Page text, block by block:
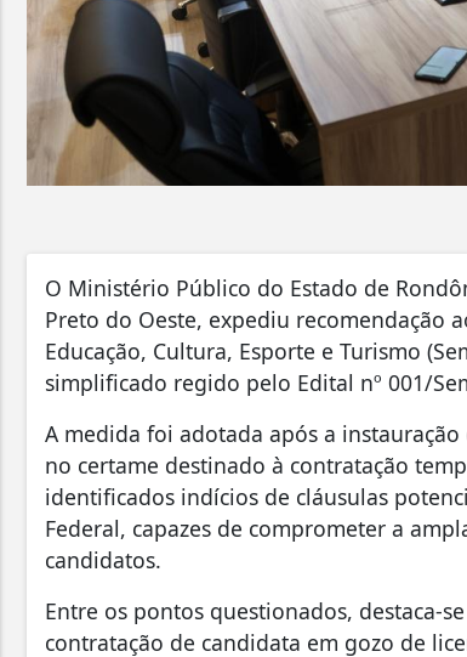
O Ministério Público do Estado de
Preto do Oeste, expediu recomendação
Educação, Cultura, Esporte e Turismo
simplificado regido pelo Edital nº 001/
A medida foi adotada após a
no certame destinado à contratação
identificados indícios de cláusulas
Federal, capazes de comprometer a
candidatos.
Entre os pontos questionados, destaca-
contratação de candidata em gozo de